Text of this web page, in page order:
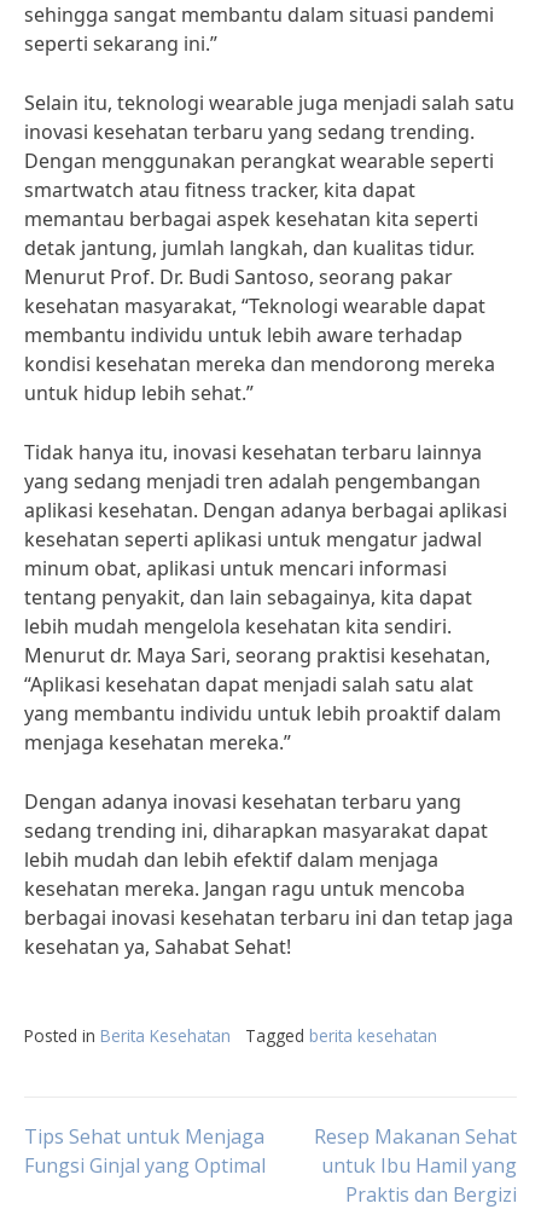
sehingga sangat membantu dalam situasi pandemi
seperti sekarang ini.”
Selain itu, teknologi wearable juga menjadi salah satu
inovasi kesehatan terbaru yang sedang trending.
Dengan menggunakan perangkat wearable seperti
smartwatch atau fitness tracker, kita dapat
memantau berbagai aspek kesehatan kita seperti
detak jantung, jumlah langkah, dan kualitas tidur.
Menurut Prof. Dr. Budi Santoso, seorang pakar
kesehatan masyarakat, “Teknologi wearable dapat
membantu individu untuk lebih aware terhadap
kondisi kesehatan mereka dan mendorong mereka
untuk hidup lebih sehat.”
Tidak hanya itu, inovasi kesehatan terbaru lainnya
yang sedang menjadi tren adalah pengembangan
aplikasi kesehatan. Dengan adanya berbagai aplikasi
kesehatan seperti aplikasi untuk mengatur jadwal
minum obat, aplikasi untuk mencari informasi
tentang penyakit, dan lain sebagainya, kita dapat
lebih mudah mengelola kesehatan kita sendiri.
Menurut dr. Maya Sari, seorang praktisi kesehatan,
“Aplikasi kesehatan dapat menjadi salah satu alat
yang membantu individu untuk lebih proaktif dalam
menjaga kesehatan mereka.”
Dengan adanya inovasi kesehatan terbaru yang
sedang trending ini, diharapkan masyarakat dapat
lebih mudah dan lebih efektif dalam menjaga
kesehatan mereka. Jangan ragu untuk mencoba
berbagai inovasi kesehatan terbaru ini dan tetap jaga
kesehatan ya, Sahabat Sehat!
Posted in Berita Kesehatan Tagged berita kesehatan
Post
Tips Sehat untuk Menjaga
Fungsi Ginjal yang Optimal
Resep Makanan Sehat
untuk Ibu Hamil yang
Praktis dan Bergizi